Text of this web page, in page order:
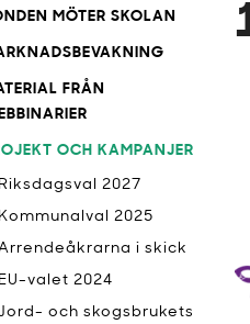
MÖTER SKOLAN
FRÅN
OCH KAMPANJER
Riksdagsval 2027
Kommunalval 2025
i skick
EU-valet 2024
och skogsbrukets